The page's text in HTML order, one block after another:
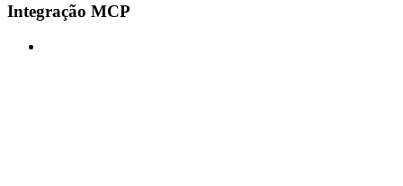
Integração MCP